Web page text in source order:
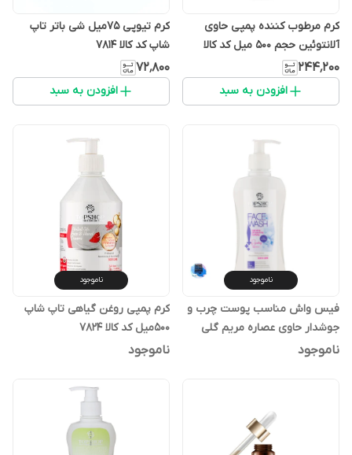
کرم مرطوب کننده پمپی حاوی
آلانتوئین حجم 500 میل کد کالا
۷۸۲۳
۲۴۴٬۲۰۰
افزودن به سبد
کرم تیوپی ۷۵میل شی باتر تاپ
شاپ کد کالا ۷۸۱۴
۷۲٬۸۰۰
افزودن به سبد
ناموجود
فیس واش مناسب پوست چرب و
جوشدار حاوی عصاره مریم گلی
ناموجود
ناموجود
کرم پمپی روغن گیاهی تاپ شاپ
۵۰۰میل کد کالا ۷۸۲۴
ناموجود